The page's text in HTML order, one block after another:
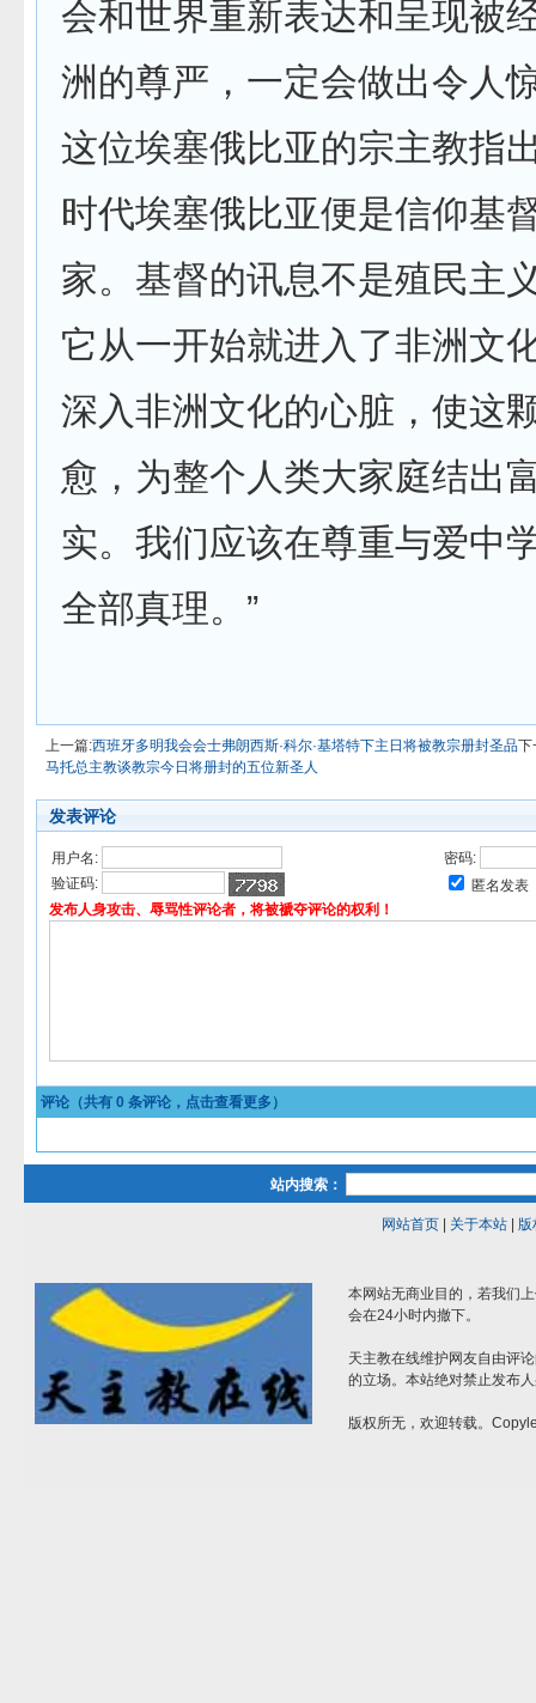
会和世界重新表达和呈现被
洲的尊严，一定会做出令人
这位埃塞俄比亚的宗主教指
时代埃塞俄比亚便是信仰基
家。基督的讯息不是殖民主
它从一开始就进入了非洲文
深入非洲文化的心脏，使这
愈，为整个人类大家庭结出
实。我们应该在尊重与爱中
全部真理。”
上一篇:西班牙多明我会会士弗朗西斯·科尔·基塔特下主日将被教宗册封圣品下
马托总主教谈教宗今日将册封的五位新圣人
发表评论
用户名:
密码:
验证码:
匿名发表
发布人身攻击、辱骂性评论者，将被褫夺评论的权利！
评论（共有 0 条评论，点击查看更多）
站内搜索：
网站首页| 关于本站| 版
本网站无商业目的，若我们
会在24小时内撤下。
天主教在线维护网友自由评
的立场。本站绝对禁止发布
版权所无，欢迎转载。